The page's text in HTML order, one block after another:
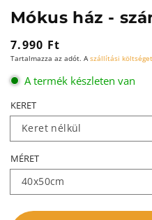
Mókus ház -
Normál
ár
7.990 Ft
Tartalmazza az adót. A szállítási költséget
A termék készleten van
KERET
MÉRET